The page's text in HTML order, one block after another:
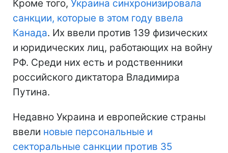
Кроме того, Украина синхронизировала
санкции, которые в этом году ввела
Канада. Их ввели против 139 физических
и юридических лиц, работающих на войну
РФ. Среди них есть и родственники
российского диктатора Владимира
Путина.
Недавно Украина и европейские страны
ввели новые персональные и
секторальные санкции против 35